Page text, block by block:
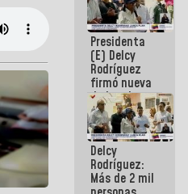
Presidenta
(E) Delcy
Rodríguez
firmó nueva
de Ley de
Arrendamiento
aprobada
por la AN
Delcy
Rodríguez:
Más de 2 mil